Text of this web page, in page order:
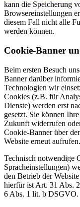
kann die Speicherung
Browsereinstellungen
diesem Fall nicht alle
werden können.
Cookie-Banner
Beim ersten Besuch
Banner darüber
Technologien wir
Cookies (z.B. für
Dienste) werden erst
gesetzt. Sie können
Zukunft widerrufen
Cookie-Banner über
Website erneut aufrufen.
Technisch notwendige
Spracheinstellungen)
den Betrieb der
hierfür ist Art. 31 Abs.
6 Abs. 1 lit. b DSGVO.